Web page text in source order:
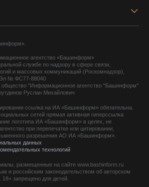
агентство «Башинформ»
службе по надзору в сфере связи,
и массовых коммуникаций (Роскомнадзор),
Эл № ФС77-88040
общество "Информационное агентство "Башинформ"
Руслан Михайлович
ссылка на ИА «Башинформ» обязательна.
сетей прямая активная гиперссылка
логотипа ИА «Башинформ» в целях, не
при перепечатке или цитировании,
разрешения АО ИА «Башинформ».
данных
технологий
размещенные на сайте www.bashinform.ru
и российским законодательством об авторском
запрещено для детей.